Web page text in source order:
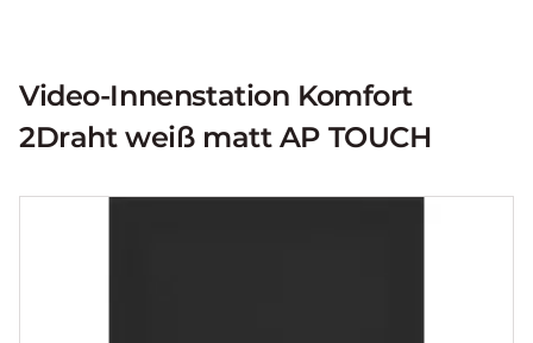
Video-Innenstation Komfort
2Draht weiß matt AP TOUCH